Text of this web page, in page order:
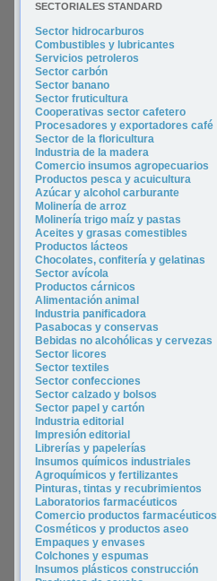
SECTORIALES STANDARD
Sector hidrocarburos
Combustibles y lubricantes
Servicios petroleros
Sector carbón
Sector banano
Sector fruticultura
Cooperativas sector cafetero
Procesadores y exportadores café
Sector de la floricultura
Industria de la madera
Comercio insumos agropecuarios
Productos pesca y acuicultura
Azúcar y alcohol carburante
Molinería de arroz
Molinería trigo maíz y pastas
Aceites y grasas comestibles
Productos lácteos
Chocolates, confitería y gelatinas
Sector avícola
Productos cárnicos
Alimentación animal
Industria panificadora
Pasabocas y conservas
Bebidas no alcohólicas y cervezas
Sector licores
Sector textiles
Sector confecciones
Sector calzado y bolsos
Sector papel y cartón
Industria editorial
Impresión editorial
Librerías y papelerías
Insumos químicos industriales
Agroquímicos y fertilizantes
Pinturas, tintas y recubrimientos
Laboratorios farmacéuticos
Comercio productos farmacéuticos
Cosméticos y productos aseo
Empaques y envases
Colchones y espumas
Insumos plásticos construcción